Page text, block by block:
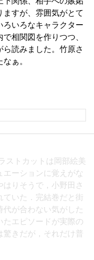
すが、雰囲気がとて
ろいろなキャラクター
相関図を作りつつ、
読みました。竹原さ
ぁ。
ストカットは岡部絵美
ーションに覚えがな
りそうで，小野田さ
ていた．完結巻だと街
が合わない気がした
エピソードが実際の
驚きだが，それだけ普